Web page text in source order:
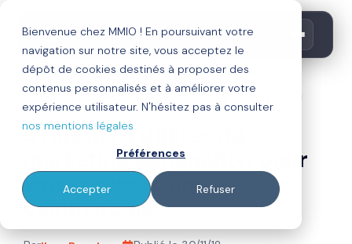
Bienvenue chez MMIO ! En poursuivant votre
navigation sur notre site, vous acceptez le
dépôt de cookies destinés à proposer des
contenus personnalisés et à améliorer votre
expérience utilisateur. N'hésitez pas à consulter
nos mentions légales
Préférences
Accepter Refuser
stratégie commerciale
3 raisons d'utiliser du
marketing automation pour
votre prospection
commerciale